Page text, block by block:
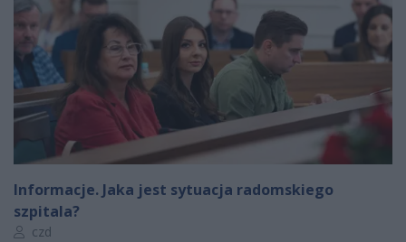
Informacje. Jaka jest sytuacja radomskiego
szpitala?
Autor artykułu:
czd